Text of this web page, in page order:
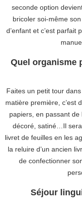
seconde option
bricoler soi-même
d’enfant et c’est parfait
Quel organisme
Faites un petit tour
matière première, c’est
papiers, en passant de
décoré, satiné…Il
livret de feuilles en les
la reluire d’un ancien
de confectionner
Séjour